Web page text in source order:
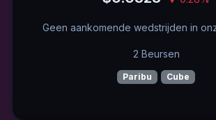
Geen aankomende wedstrijden in
2 Beursen
Paribu Cube